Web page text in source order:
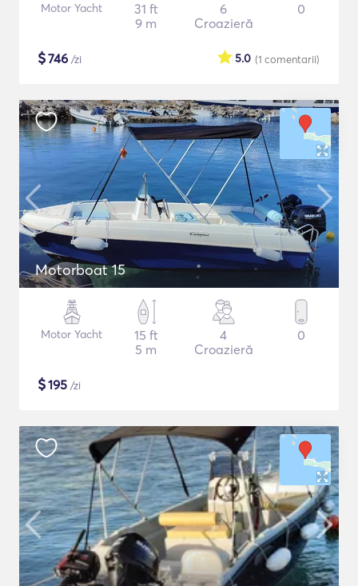
Motor Yacht
31 ft
9 m
6
Croazieră
0
$746 /zi (1 comentarii)
5.0
Motorboat 15
Motor Yacht
15 ft
5 m
4
Croazieră
0
$195 /zi